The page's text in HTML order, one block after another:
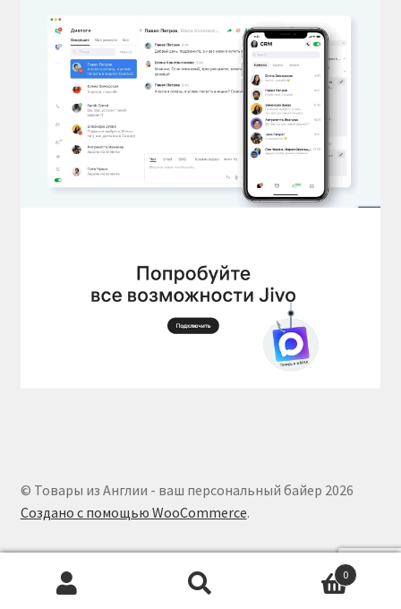
© Товары из Англии - ваш персональный байер 2026
Создано с помощью WooCommerce.
0